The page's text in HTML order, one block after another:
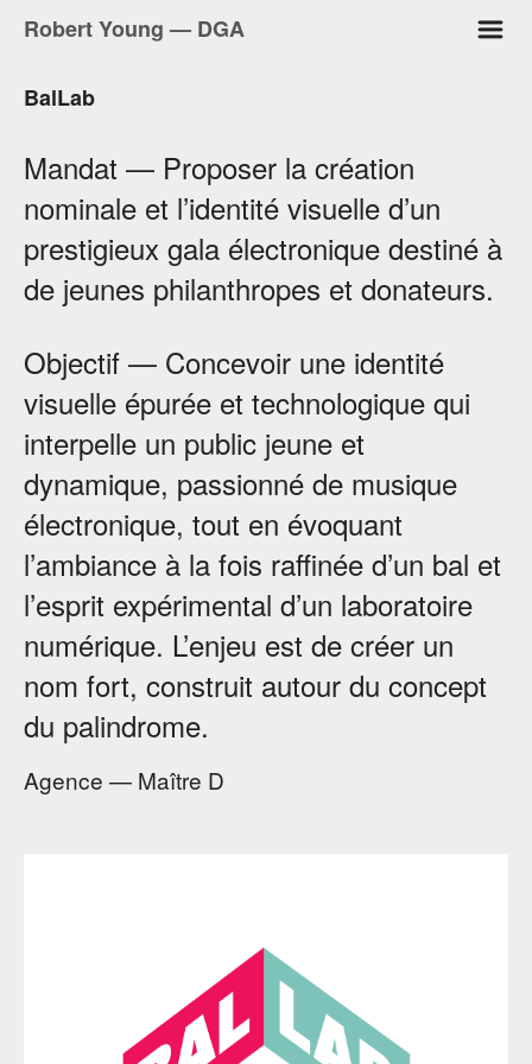
Robert Young — DGA m
BalLab
Mandat — Proposer la création
nominale et l’identité visuelle d’un
prestigieux gala électronique destiné à
de jeunes philanthropes et donateurs.
Objectif — Concevoir une identité
visuelle épurée et technologique qui
interpelle un public jeune et
dynamique, passionné de musique
électronique, tout en évoquant
l’ambiance à la fois raffinée d’un bal et
l’esprit expérimental d’un laboratoire
numérique. L’enjeu est de créer un
nom fort, construit autour du concept
du palindrome.
Agence — Maître D